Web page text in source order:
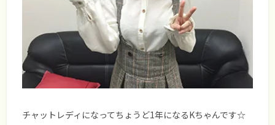
チャットレディになってちょうど1年になるKちゃんです☆